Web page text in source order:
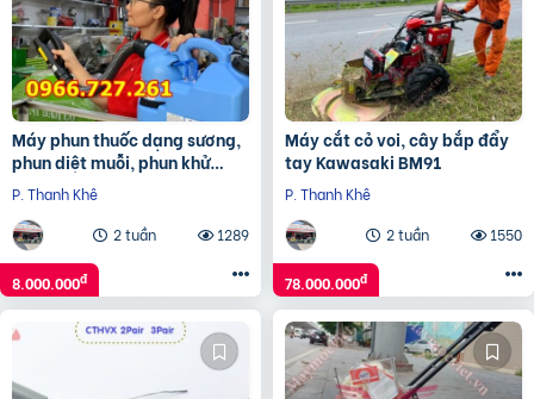
Máy phun thuốc dạng sương,
phun diệt muỗi, phun khử
trùng ULV Germi 7L
P. Thanh Khê
2 tuần
1289
8.000.000đ
Máy cắt cỏ voi, cây bắp đẩy
tay Kawasaki BM91
P. Thanh Khê
2 tuần
1550
78.000.000đ